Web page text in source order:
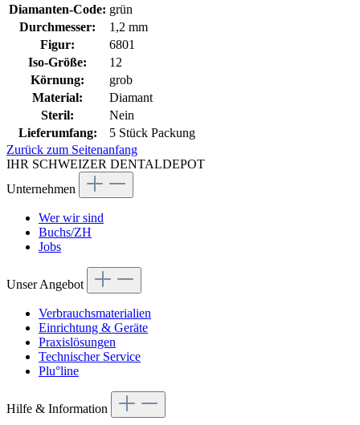
Diamanten-Code: grün
Durchmesser:
1,2 mm
Figur:
6801
Iso-Größe:
12
Körnung:
grob
Material:
Diamant
Steril:
Nein
Lieferumfang:
5 Stück Packung
Zurück zum Seitenanfang
IHR SCHWEIZER DENTALDEPOT
Unternehmen
Wer wir sind
Buchs/ZH
Jobs
Unser Angebot
Verbrauchsmaterialien
Einrichtung & Geräte
Praxislösungen
Technischer Service
Plu°line
Hilfe & Information